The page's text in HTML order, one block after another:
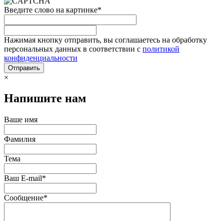
Введите слово на картинке*
Нажимая кнопку отправить, вы соглашаетесь на обработку
персональных данных в соответствии с политикой
конфиденциальности
×
Напишите нам
Ваше имя
Фамилия
Тема
Ваш E-mail*
Сообщение*